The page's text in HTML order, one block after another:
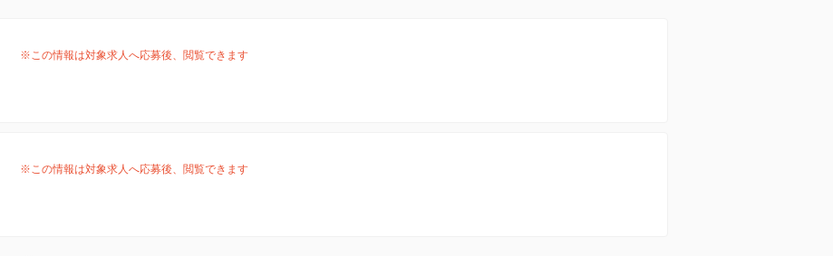
※この情報は対象求人へ応募後、閲覧できます
※この情報は対象求人へ応募後、閲覧できます